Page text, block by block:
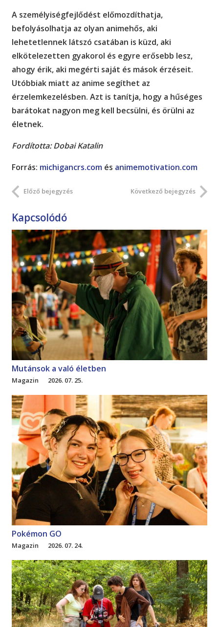
A személyiségfejlődést előmozdíthatja,
befolyásolhatja az olyan animehős, aki
lehetetlennek látszó csatában is küzd, aki
elkötelezetten gyakorol és egyre erősebb lesz,
ahogy érik, aki megérti saját és mások érzéseit.
Utóbbiak miatt az anime segíthet az
érzelemkezelésben. Azt is tanítja, hogy a hűséges
barátokat nagyon meg kell becsülni, és örülni az
életnek.
Fordította: Dobai Katalin
Forrás: michigancrs.com és animemotivation.com
Előző bejegyzés Következő bejegyzés
Kapcsolódó
Mutánsok a való életben
Magazin 2026. 07. 25.
Pokémon GO
Magazin 2026. 07. 24.